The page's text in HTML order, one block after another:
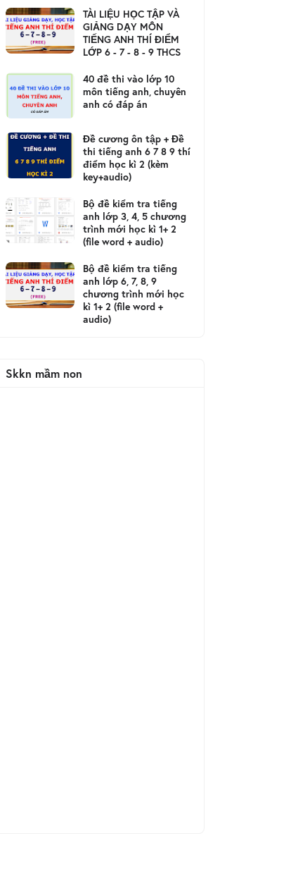
TÀI LIỆU HỌC TẬP VÀ
GIẢNG DẠY MÔN
TIẾNG ANH THÍ ĐIỂM
LỚP 6 - 7 - 8 - 9 THCS
40 đề thi vào lớp 10
môn tiếng anh, chuyên
anh có đáp án
Đề cương ôn tập + Đề
thi tiếng anh 6 7 8 9 thí
điểm học kì 2 (kèm
key+audio)
Bộ đề kiểm tra tiếng
anh lớp 3, 4, 5 chương
trình mới học kì 1+ 2
(file word + audio)
Bộ đề kiểm tra tiếng
anh lớp 6, 7, 8, 9
chương trình mới học
kì 1+ 2 (file word +
audio)
Skkn mầm non